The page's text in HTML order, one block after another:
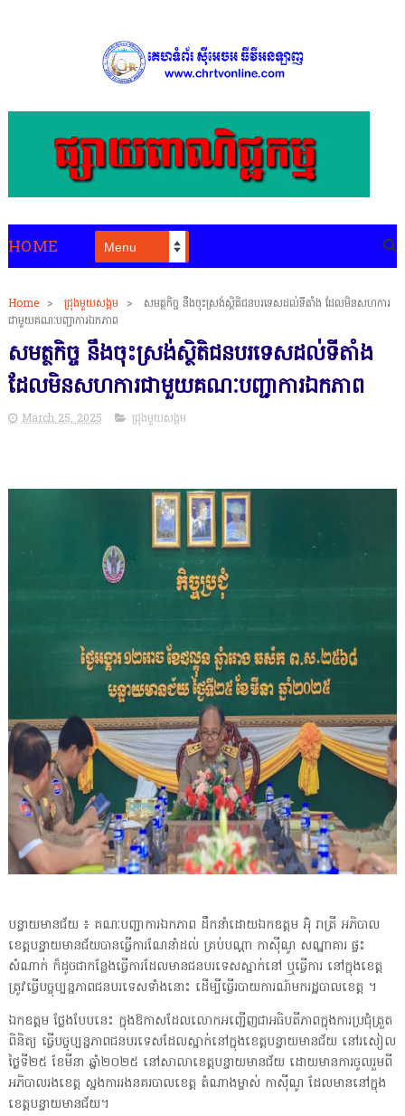
HOME
Home > ជ្រុងមួយសង្គម >
សមត្ថកិច្ច នឹងចុះស្រង់ស្ថិតិជនបរទេសដល់ទីតាំង ដែលមិនសហការ
ជាមួយគណៈបញ្ជាការឯកភាព
សមត្ថកិច្ច នឹងចុះស្រង់ស្ថិតិជនបរទេសដល់ទីតាំង
ដែលមិនសហការជាមួយគណៈបញ្ជាការឯកភាព
March 25, 2025 ជ្រុងមួយសង្គម
បន្ទាយមានជ័យ ៖ គណៈបញ្ជាការឯកភាព ដឹកនាំដោយឯកឧត្តម អ៊ុំ រាត្រី អភិបាល
ខេត្តបន្ទាយមានជ័យបានធ្វើការណែនាំដល់ គ្រប់បណ្តា កាស៊ីណូ សណ្ឋាគារ ផ្ទះ
សំណាក់ ក៏ដូចជាកន្លែងធ្វើការដែលមានជនបរទេសស្នាក់នៅ ឬធ្វើការ នៅក្នុងខេត្ត
ត្រូវធ្វើបច្ចុប្បន្នភាពជនបរទេសទាំងនោះ ដើម្បីធ្វើរបាយការណ៍មករដ្ឋបាលខេត្ត ។
ឯកឧត្តម ថ្លែងបែបនេះ ក្នុងឱកាសដែលលោកអញ្ជើញជាអធិបតីភាពក្នុងការប្រជុំត្រួត
ពិនិត្យ ធ្វើបច្ចុប្បន្នភាពជនបរទេសដែលស្នាក់នៅក្នុងខេត្តបន្ទាយមានជ័យ នៅរសៀល
ថ្ងៃទី២៥ ខែមីនា ឆ្នាំ២០២៥ នៅសាលាខេត្តបន្ទាយមានជ័យ ដោយមានការចូលរួមពី
អភិបាលរងខេត្ត ស្នងការរងនគរបាលខេត្ត តំណាងម្ចាស់ កាស៊ីណូ ដែលមាននៅក្នុង
ខេត្តបន្ទាយមានជ័យ។